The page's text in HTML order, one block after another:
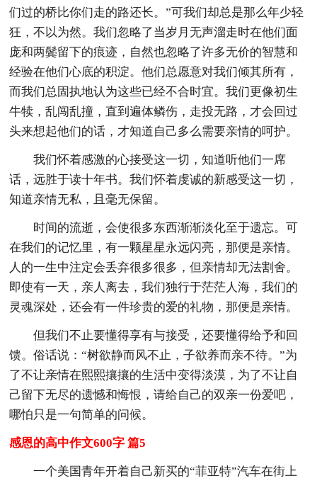
们过的桥比你们走的路还长。”可我们却总是那么年少轻
狂，不以为然。我们忽略了当岁月无声溜走时在他们面
庞和两鬓留下的痕迹，自然也忽略了许多无价的智慧和
经验在他们心底的积淀。他们总愿意对我们倾其所有，
而我们总固执地认为这些已经不合时宜。我们更像初生
牛犊，乱闯乱撞，直到遍体鳞伤，走投无路，才会回过
头来想起他们的话，才知道自己多么需要亲情的呵护。
我们怀着感激的心接受这一切，知道听他们一席
话，远胜于读十年书。我们怀着虔诚的新感受这一切，
知道亲情无私，且毫无保留。
时间的流逝，会使很多东西渐渐淡化至于遗忘。可
在我们的记忆里，有一颗星星永远闪亮，那便是亲情。
人的一生中注定会丢弃很多很多，但亲情却无法割舍。
即使有一天，亲人离去，我们独行于茫茫人海，我们的
灵魂深处，还会有一件珍贵的爱的礼物，那便是亲情。
但我们不止要懂得享有与接受，还要懂得给予和回
馈。俗话说：“树欲静而风不止，子欲养而亲不待。”为
了不让亲情在熙熙攘攘的生活中变得淡漠，为了不让自
己留下无尽的遗憾和悔恨，请给自己的双亲一份爱吧，
哪怕只是一句简单的问候。
感恩的高中作文600字 篇5
一个美国青年开着自己新买的“菲亚特”汽车在街上